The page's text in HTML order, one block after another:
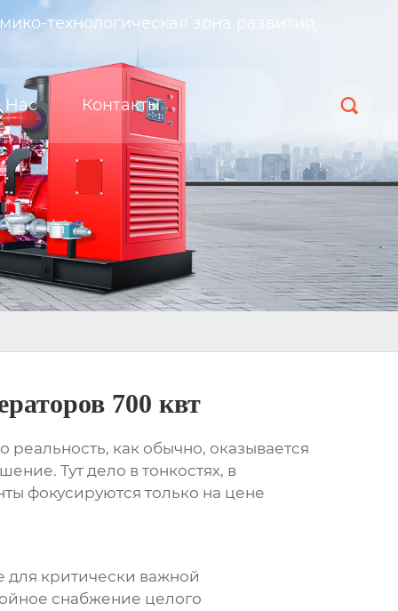
технологическая зона развития,
Нас Контакты 
700 квт
реальность, как обычно, оказывается
Тут дело в тонкостях, в
фокусируются только на цене
для критически важной
снабжение целого